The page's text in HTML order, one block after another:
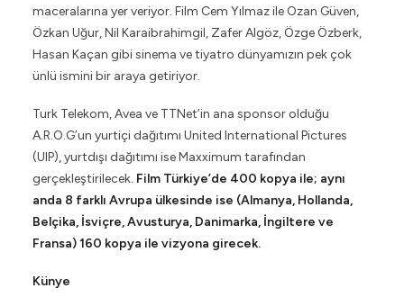
maceralarına yer veriyor. Film Cem Yılmaz ile Ozan Güven,
Özkan Uğur, Nil Karaibrahimgil, Zafer Algöz, Özge Özberk,
Hasan Kaçan gibi sinema ve tiyatro dünyamızın pek çok
ünlü ismini bir araya getiriyor.
Turk Telekom, Avea ve TTNet’in ana sponsor olduğu
A.R.O.G’un yurtiçi dağıtımı United International Pictures
(UIP), yurtdışı dağıtımı ise Maxximum tarafından
gerçekleştirilecek. Film Türkiye’de 400 kopya ile; aynı
anda 8 farklı Avrupa ülkesinde ise (Almanya, Hollanda,
Belçika, İsviçre, Avusturya, Danimarka, İngiltere ve
Fransa) 160 kopya ile vizyona girecek.
Künye